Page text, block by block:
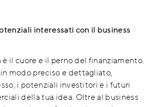
interessati con il business
è il cuore e il perno del finanziamento.
modo preciso e dettagliato,
i potenziali investitori e i futuri
della tua idea. Oltre al business